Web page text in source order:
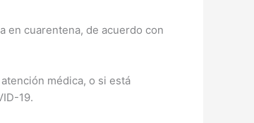
en cuarentena, de acuerdo con
médica, o si está
19.